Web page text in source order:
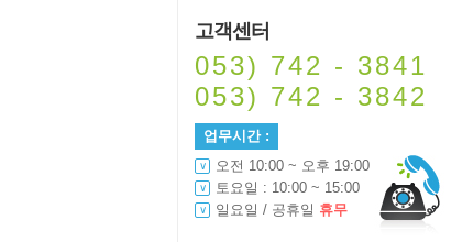
고객센터
053) 742 - 3841
053) 742 - 3842
업무시간 :
오전 10:00 ~ 오후 19:00
토요일 : 10:00 ~ 15:00
일요일 / 공휴일 휴무